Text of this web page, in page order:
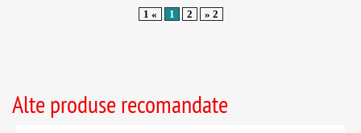
1 « 1 2 » 2
Alte produse recomandate